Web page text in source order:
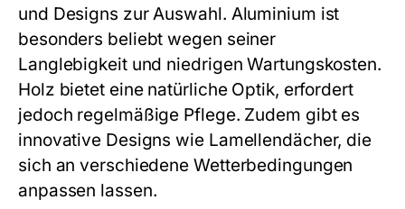
und Designs zur Auswahl. Aluminium ist
besonders beliebt wegen seiner
Langlebigkeit und niedrigen Wartungskosten.
Holz bietet eine natürliche Optik, erfordert
jedoch regelmäßige Pflege. Zudem gibt es
innovative Designs wie Lamellendächer, die
sich an verschiedene Wetterbedingungen
anpassen lassen.